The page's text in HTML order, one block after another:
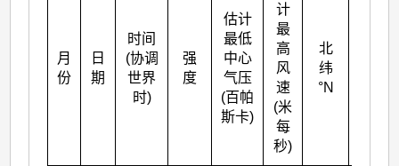
月
份
日
期
时间
(协调
世界
时)
强
度
估计
最低
中心
气压
(百帕
斯卡)
计
最
高
风
速
(米
每
秒)
北
纬
°N